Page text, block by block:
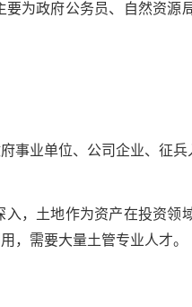
为政府公务员、自然资源
业单位、公司企业、征兵
，土地作为资产在投资领
，需要大量土管专业人才。